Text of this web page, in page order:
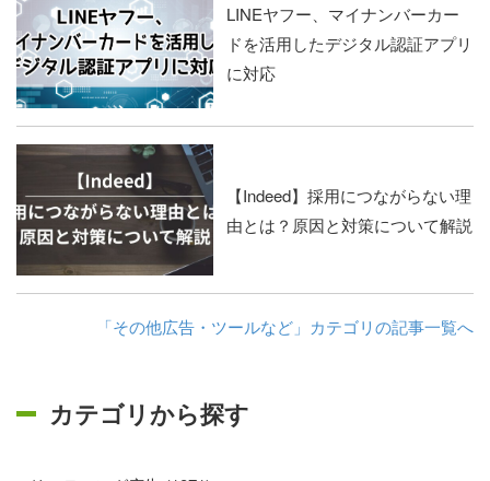
LINEヤフー、マイナンバーカー
ドを活用したデジタル認証アプリ
に対応
【Indeed】採用につながらない理
由とは？原因と対策について解説
「その他広告・ツールなど」カテゴリの記事一覧へ
カテゴリから探す